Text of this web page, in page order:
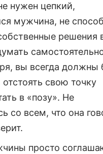
нужен цепкий,
мужчина, не
решения
вы всегда должны
отстоять свою точку
в «позу». Не
со всем, что она
просто